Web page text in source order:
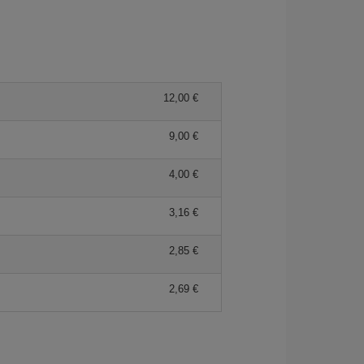
12,00 €
9,00 €
4,00 €
3,16 €
2,85 €
2,69 €